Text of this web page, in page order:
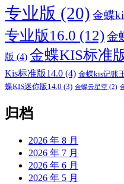
专业版 (20) 金蝶
专业版16.0 (12)金
版 (4) 金蝶KIS标准
Kis标准版14.0 (4) 金蝶kis记账
蝶KIS迷你版14.0 (3) 金蝶云星空 (2)
归档
2026 年 8 月
2026 年 7 月
2026 年 6 月
2026 年 5 月